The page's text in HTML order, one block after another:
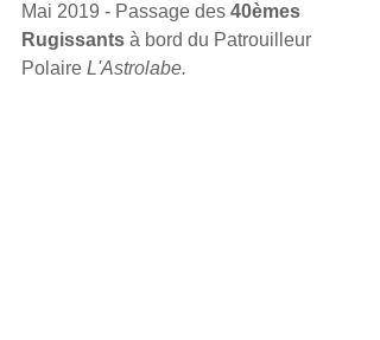
Mai 2019 - Passage des 40èmes
Rugissants à bord du Patrouilleur
Polaire L'Astrolabe.